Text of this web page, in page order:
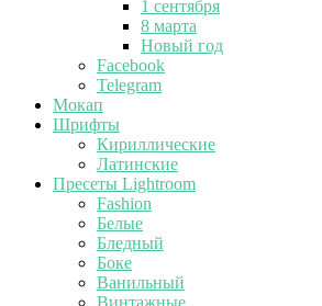
1 сентября
8 марта
Новый год
Facebook
Telegram
Мокап
Шрифты
Кириллические
Латинские
Пресеты Lightroom
Fashion
Белые
Бледный
Боке
Ванильный
Винтажные